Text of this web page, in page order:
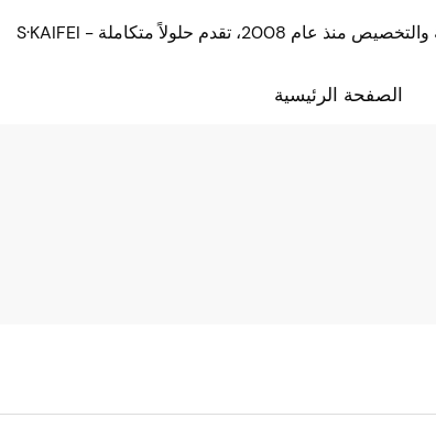
الصفحة الرئيسية